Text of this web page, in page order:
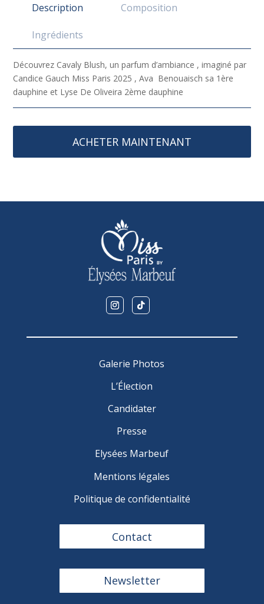
Description Composition
Ingrédients
Découvrez Cavaly Blush, un parfum d’ambiance , imaginé par
Candice Gauch Miss Paris 2025 , Ava Benouaisch sa 1ère
dauphine et Lyse De Oliveira 2ème dauphine
ACHETER MAINTENANT
Galerie Photos
L’Élection
Candidater
Presse
Elysées Marbeuf
Mentions légales
Politique de confidentialité
Contact
Newsletter